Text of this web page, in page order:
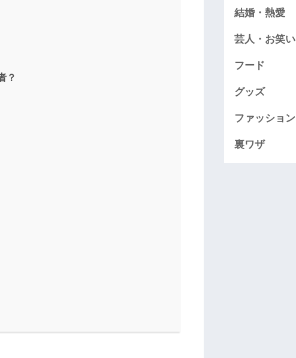
？
結婚・熱愛
芸人・お笑い
フード
グッズ
ファッション
裏ワザ